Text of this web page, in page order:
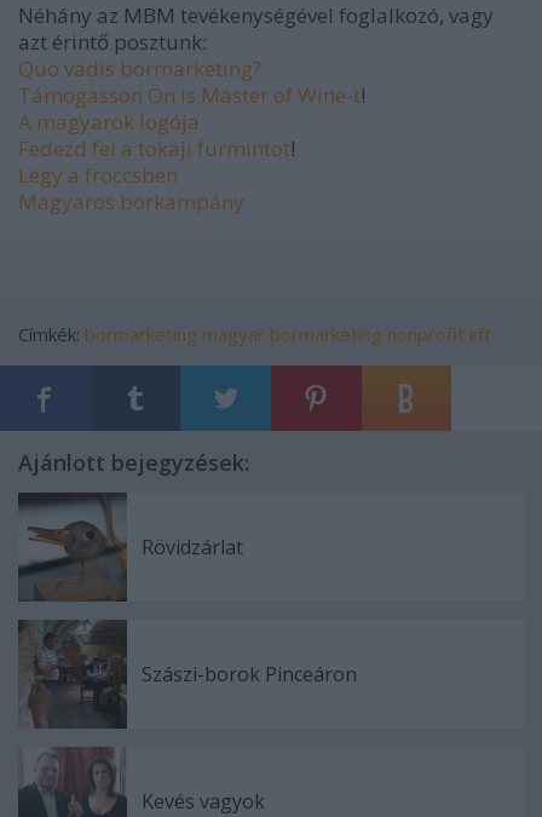
Néhány az MBM tevékenységével foglalkozó, vagy
azt érintő posztunk:
Quo vadis bormarketing?
Támogasson Ön is Master of Wine-t!
A magyarok logója
Fedezd fel a tokaji furmintot!
Légy a fröccsben
Magyaros borkampány
Címkék: bormarketing magyar bormarketing nonprofit kft
Ajánlott bejegyzések:
Rövidzárlat
Szászi-borok Pinceáron
Kevés vagyok